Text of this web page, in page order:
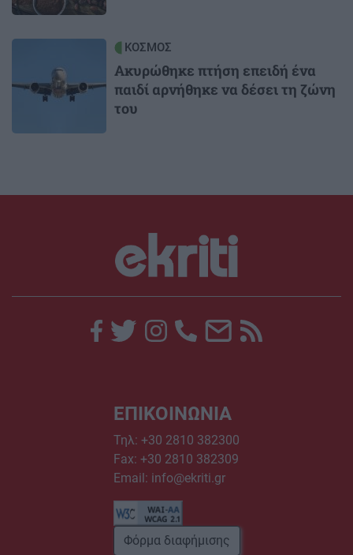
ΚΟΣΜΟΣ
Ακυρώθηκε πτήση επειδή ένα
παιδί αρνήθηκε να δέσει τη ζώνη
του
ΕΠΙΚΟΙΝΩΝΙΑ
Τηλ: +30 2810 382300
Fax: +30 2810 382309
Email: info@ekriti.gr
Φόρμα διαφήμισης